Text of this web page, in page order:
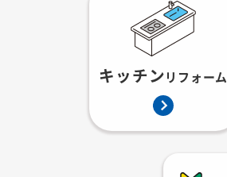
キッチンリフォーム